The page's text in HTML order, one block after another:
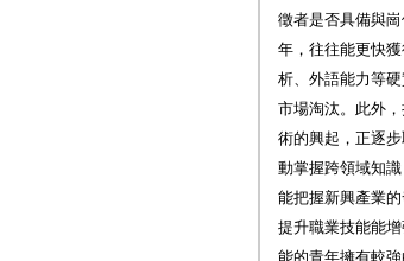
徵者是否具備與
年，往往能更快
析、外語能力等
市場淘汰。此外
術的興起，正逐
動掌握跨領域知
能把握新興產業
提升職業技能能
能的青年擁有較